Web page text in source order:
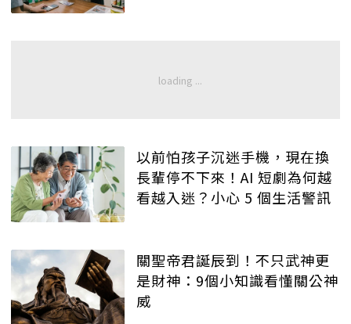
以前怕孩子沉迷手機，現在換
長輩停不下來！AI 短劇為何越
看越入迷？小心 5 個生活警訊
關聖帝君誕辰到！不只武神更
是財神：9個小知識看懂關公神
威